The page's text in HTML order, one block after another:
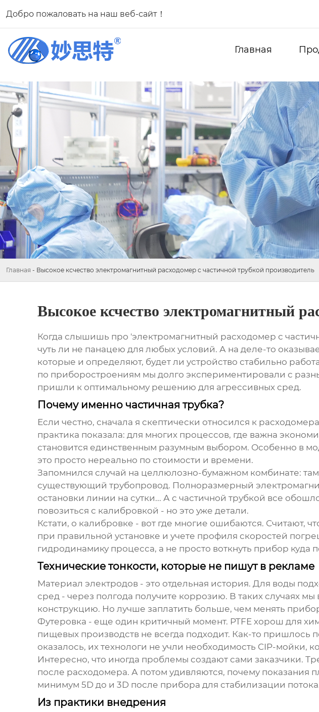
Добро пожаловать на наш веб-сайт！
Главная
Главная - Высокое ксчество электромагнитный расходомер с частичной трубкой производитель
Высокое ксчество электромагнитный
Когда слышишь про 'электромагнитный расходомер с
чуть ли не панацею для любых условий. А на деле-то
которые и определяют, будет ли устройство стабильно
по приборостроениям мы долго экспериментировали с
пришли к оптимальному решению для агрессивных сред.
Почему именно частичная трубка?
Если честно, сначала я скептически относился к
практика показала: для многих процессов, где важна
становится единственным разумным выбором. Особенно в
это просто нереально по стоимости и времени.
Запомнился случай на целлюлозно-бумажном комбинате: там
существующий трубопровод. Полноразмерный
остановки линии на сутки... А с частичной трубкой все
повозиться с калибровкой - но это уже детали.
Кстати, о калибровке - вот где многие ошибаются. Считают,
при правильной установке и учете профиля скоростей
гидродинамику процесса, а не просто воткнуть прибор куда
Технические тонкости, которые не пишут в рекламе
Материал электродов - это отдельная история. Для воды
сред - через полгода получите коррозию. В таких случаях
конструкцию. Но лучше заплатить больше, чем менять
Футеровка - еще один критичный момент. PTFE хорош для
пищевых производств не всегда подходит. Как-то
оказалось, их технологи не учли необходимость CIP-мойки,
Интересно, что иногда проблемы создают сами заказчики.
после расходомера. А потом удивляются, почему показания
минимум 5D до и 3D после прибора для стабилизации
Из практики внедрения